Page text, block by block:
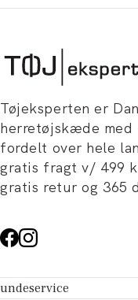
Tøjeksperten er
herretøjskæde
fordelt over hele
gratis fragt v/ 499
gratis retur og 365